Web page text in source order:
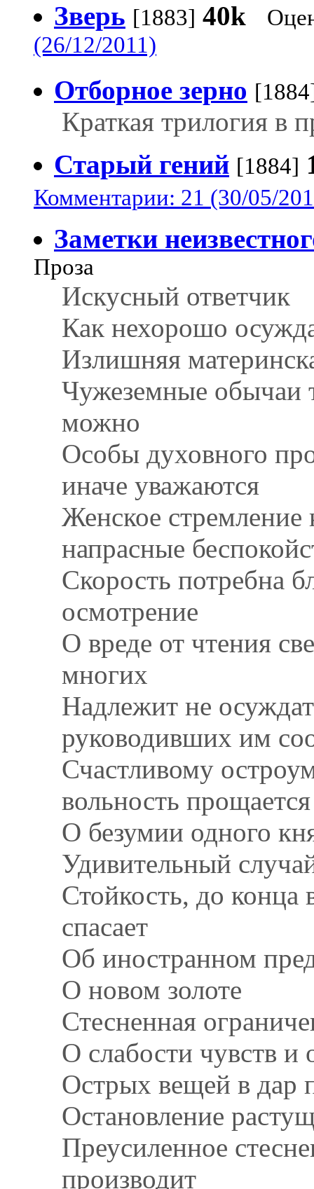
Зверь [1883] 40k
(26/12/2011)
Отборное зерно
Краткая трилогия в
Старый гений [1884]
Комментарии: 21 (30/05/
Заметки
Проза
Искусный ответчик
Как нехорошо
Излишняя
Чужеземные обычаи
можно
Особы духовного
иначе уважаются
Женское
напрасные
Скорость потребна
осмотрение
О вреде от чтения
многих
Надлежит не
руководивших им
Счастливому
вольность прощается
О безумии одного
Удивительный
Стойкость, до конца
спасает
Об иностранном
О новом золоте
Стесненная
О слабости чувств
Острых вещей в дар
Остановление
Преусиленное
производит